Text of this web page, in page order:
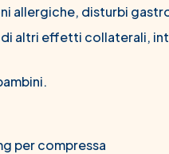
allergiche, disturbi
di altri effetti collaterali,
per compressa